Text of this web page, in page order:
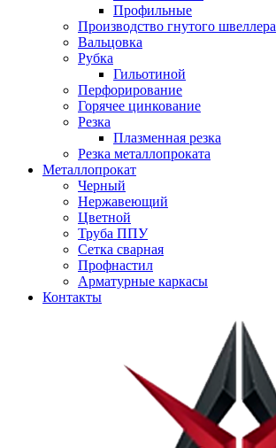
Профильные
Производство гнутого швеллера
Вальцовка
Рубка
Гильотиной
Перфорирование
Горячее цинкование
Резка
Плазменная резка
Резка металлопроката
Металлопрокат
Черный
Нержавеющий
Цветной
Труба ППУ
Сетка сварная
Профнастил
Арматурные каркасы
Контакты